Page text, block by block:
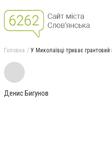
Головна У Миколаївці триває грантовий
Денис Бигунов